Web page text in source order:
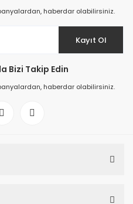
haberdar olabilirsiniz.
Kayıt Ol
Bizi Takip Edin
haberdar olabilirsiniz.